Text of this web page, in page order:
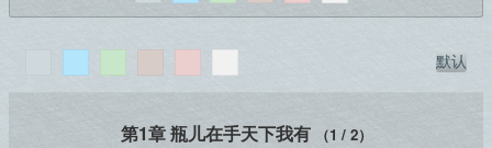
默认
第1章 瓶儿在手天下我有 （1 / 2）